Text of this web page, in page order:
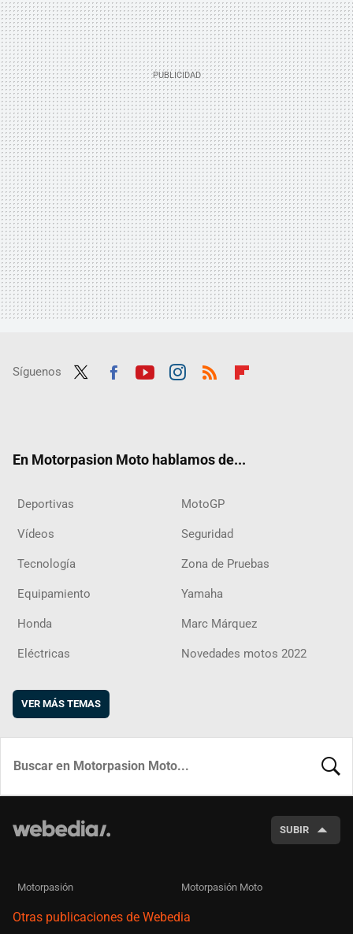
Síguenos
En Motorpasion Moto hablamos de...
Deportivas MotoGP
Vídeos Seguridad
Tecnología Zona de Pruebas
Equipamiento Yamaha
Honda Marc Márquez
Eléctricas Novedades motos 2022
VER MÁS TEMAS
SUBIR
Motorpasión Motorpasión Moto
Otras publicaciones de Webedia